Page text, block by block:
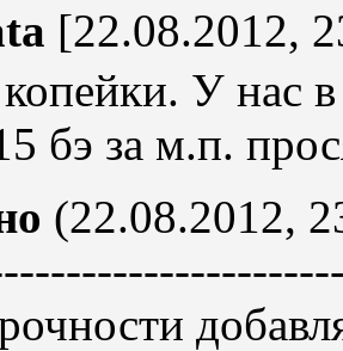
[22.08.2012,
У нас
бэ за м.п.
(22.08.2012,